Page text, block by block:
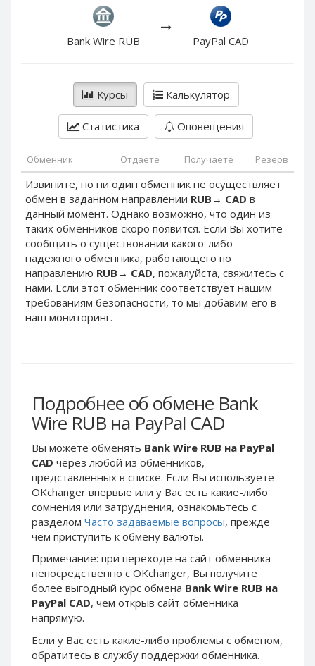
Bank Wire RUB PayPal CAD
Курсы Калькулятор
Статистика Оповещения
Обменник Отдаете Получаете Резерв
Извините, но ни один обменник не осуществляет
обмен в заданном направлении RUB → CAD в
данный момент. Однако возможно, что один из
таких обменников скоро появится. Если Вы хотите
сообщить о существовании какого-либо
надежного обменника, работающего по
направлению RUB → CAD, пожалуйста, свяжитесь с
нами. Если этот обменник соответствует нашим
требованиям безопасности, то мы добавим его в
наш мониторинг.
Подробнее об обмене Bank
Wire RUB на PayPal CAD
Вы можете обменять Bank Wire RUB на PayPal
CAD через любой из обменников,
представленных в списке. Если Вы используете
OKchanger впервые или у Вас есть какие-либо
сомнения или затруднения, ознакомьтесь с
разделом Часто задаваемые вопросы, прежде
чем приступить к обмену валюты.
Примечание: при переходе на сайт обменника
непосредственно c OKchanger, Вы получите
более выгодный курс обмена Bank Wire RUB на
PayPal CAD, чем открыв сайт обменника
напрямую.
Если у Вас есть какие-либо проблемы с обменом,
обратитесь в службу поддержки обменника.
PayPal NOK
PayPal PLN
PayPal SGD
PayPal SEK
PayPal CHF
PayPal MYR
Webmoney WMZ
Webmoney WMR
Webmoney WME
Webmoney WMU
Webmoney WMK
Skril USD
Skril EUR
Skril INR
Skril PLN
Skril GBP
Skril AUD
Skril NOK
Paxum USD
Paxum EUR
Epay USD
Phone Balance RUB
PayPal CZK
PayPal NZD
PayPal NOK
PayPal PLN
PayPal SGD
PayPal SEK
PayPal CHF
PayPal MYR
Webmoney WMZ
Webmoney WMR
Webmoney WME
Webmoney WMU
Skril USD
Skril EUR
Skril INR
Skril GBP
Skril AUD
Skril NOK
Paxum USD
Paxum EUR
Epay USD
Phone Balance RUB